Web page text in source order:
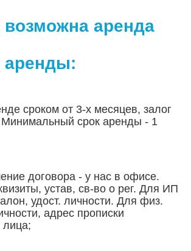
возможна аренда
аренды:
сроком от 3-х месяцев, залог
Минимальный срок аренды - 1
договора - у нас в офисе.
устав, св-во о рег. Для ИП
удост. личности. Для физ.
адрес прописки